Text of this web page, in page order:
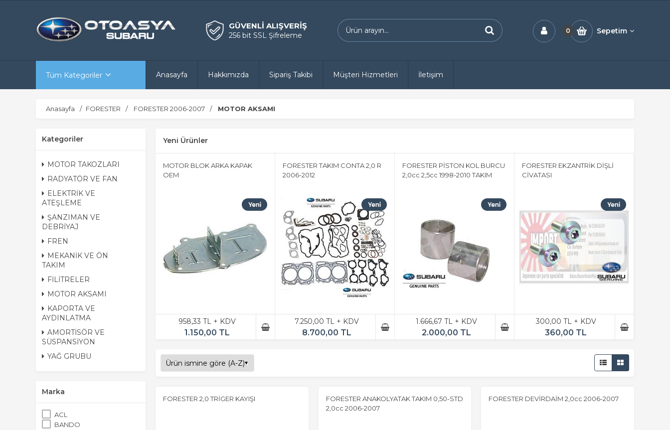
GÜVENLİ ALIŞVERİŞ
256 bit SSL Şifreleme
0 Sepetim
Tüm Kategoriler Anasayfa Hakkımızda Sipariş Takibi Müşteri Hizmetleri İletişim
Anasayfa FORESTER FORESTER 2006-2007 MOTOR AKSAMI
Kategoriler
MOTOR TAKOZLARI
RADYATÖR VE FAN
ELEKTRİK VE
ATEŞLEME
ŞANZIMAN VE
DEBRİYAJ
FREN
MEKANİK VE ÖN
TAKIM
FİLİTRELER
MOTOR AKSAMI
KAPORTA VE
AYDINLATMA
AMORTİSÖR VE
SÜSPANSİYON
YAĞ GRUBU
Marka
ACL
BANDO
Yeni Ürünler
MOTOR BLOK ARKA KAPAK
OEM
958,33 TL + KDV
1.150,00 TL
FORESTER TAKIM CONTA 2,0 R
2006-2012
7.250,00 TL + KDV
8.700,00 TL
FORESTER PİSTON KOL BURCU
2,0cc 2,5cc 1998-2010 TAKIM
1.666,67 TL + KDV
2.000,00 TL
FORESTER EKZANTRİK DİŞLİ
CİVATASI
300,00 TL + KDV
360,00 TL
FORESTER 2,0 TRİGER KAYIŞI
FORESTER ANAKOLYATAK TAKIM 0,50-STD
2,0cc 2006-2007
FORESTER DEVİRDAİM 2,0cc 2006-2007